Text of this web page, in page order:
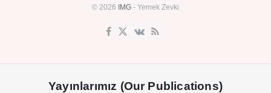
© 2026 IMG - Yemek Zevki
Yayınlarımız (Our Publications)